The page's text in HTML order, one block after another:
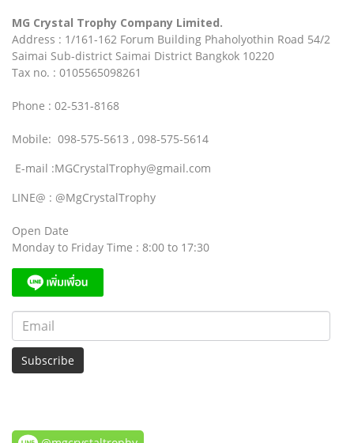
MG Crystal Trophy Company Limited.
Address : 1/161-162 Forum Building Phaholyothin Road 54/2
Saimai Sub-district Saimai District Bangkok 10220
Tax no. : 0105565098261
Phone : 02-531-8168
Mobile: 098-575-5613 , 098-575-5614
E-mail :MGCrystalTrophy@gmail.com
LINE@ : @MgCrystalTrophy
Open Date
Monday to Friday Time : 8:00 to 17:30
Subscribe